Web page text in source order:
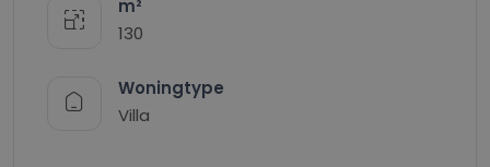
m²
130
Woningtype
Villa